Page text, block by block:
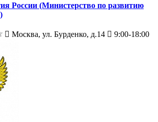
России (Министерство по развитию
Москва, ул. Бурденко, д.14 9:00-18:00